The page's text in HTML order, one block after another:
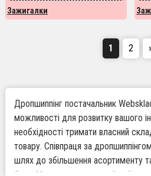
Зажигалки
1 2
Дропшиппінг постачальник
можливості для розвитку вашого
необхідності тримати власний
товару. Співпраця за
шлях до збільшення асортименту